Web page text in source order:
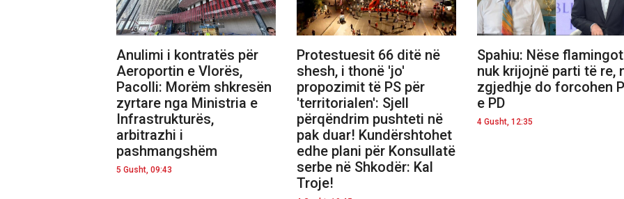
Anulimi i kontratës për
Aeroportin e Vlorës,
Pacolli: Morëm shkresën
zyrtare nga Ministria e
Infrastrukturës,
arbitrazhi i
pashmangshëm
5 Gusht, 09:43
Protestuesit 66 ditë në
shesh, i thonë 'jo'
propozimit të PS për
'territorialen': Sjell
përqëndrim pushteti në
pak duar! Kundërshtohet
edhe plani për Konsullatë
serbe në Shkodër: Kal
Troje!
Spahiu: Nëse flamingot
nuk krijojnë parti të re,
zgjedhje do forcohen
e PD
4 Gusht, 12:35